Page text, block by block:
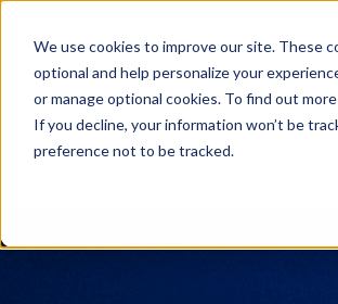
We use cookies to improve our site. These
optional and help personalize your
or manage optional cookies. To find out
If you decline, your information won’t be
preference not to be tracked.
Buscar en
Buscar en